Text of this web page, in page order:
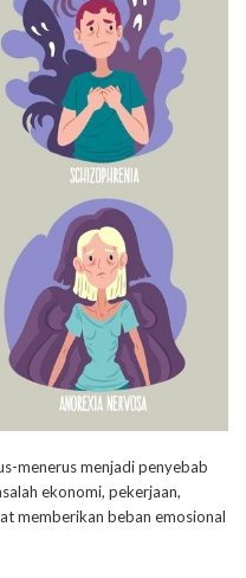
menerus menjadi penyebab
ekonomi, pekerjaan,
memberikan beban emosional